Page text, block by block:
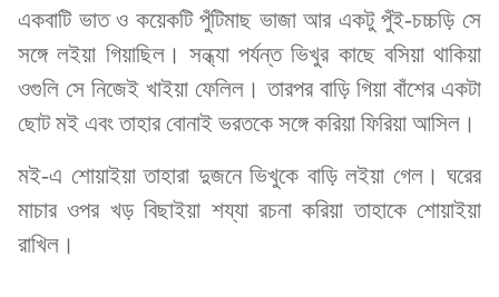
একবাটি ভাত ও কয়েকটি পুঁটিমাছ ভাজা আর একটু পুঁই-চচ্চড়ি সে
সঙ্গে লইয়া গিয়াছিল। সন্ধ্যা পর্যন্ত ভিখুর কাছে বসিয়া থাকিয়া
ওগুলি সে নিজেই খাইয়া ফেলিল। তারপর বাড়ি গিয়া বাঁশের একটা
ছোট মই এবং তাহার বোনাই ভরতকে সঙ্গে করিয়া ফিরিয়া আসিল।
মই-এ শোয়াইয়া তাহারা দুজনে ভিখুকে বাড়ি লইয়া গেল। ঘরের
মাচার ওপর খড় বিছাইয়া শয্যা রচনা করিয়া তাহাকে শোয়াইয়া
রাখিল।